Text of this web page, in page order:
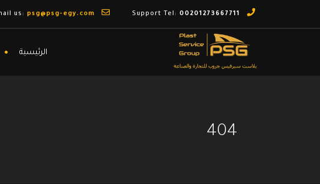
00201273667711
psg@psg-egy.com
الرئيسية
404